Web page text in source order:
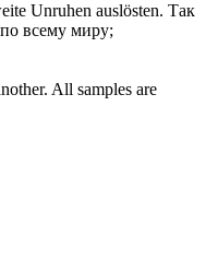
Unruhen auslösten. Так
всему миру;
All samples are